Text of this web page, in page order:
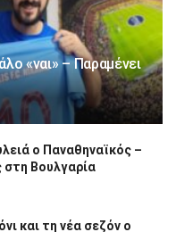
«ναι» – Παραμένει
ο Παναθηναϊκός –
στη Βουλγαρία
και τη νέα σεζόν ο